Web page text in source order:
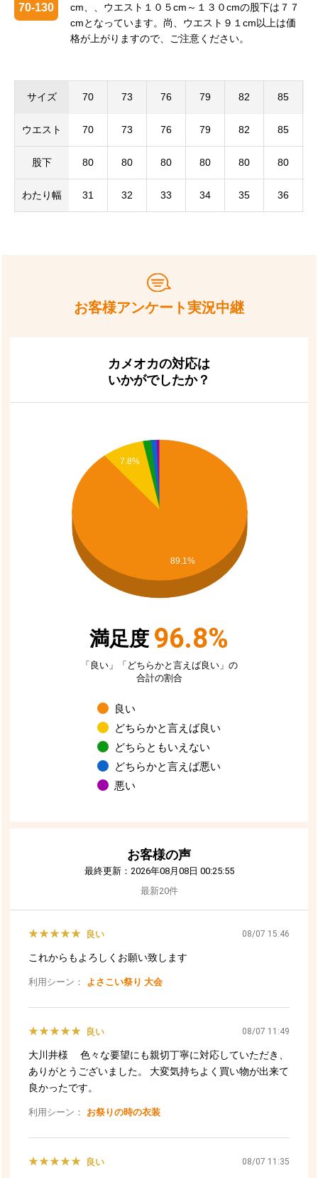
70-130
cm、、ウエスト１０５cm～１３０cmの股下は７７
cmとなっています。尚、ウエスト９１cm以上は価
格が上がりますので、ご注意ください。
サイズ 70 73 76 79 82 85
ウエスト 70 73 76 79 82 85
股下 80 80 80 80 80 80
わたり幅 31 32 33 34 35 36